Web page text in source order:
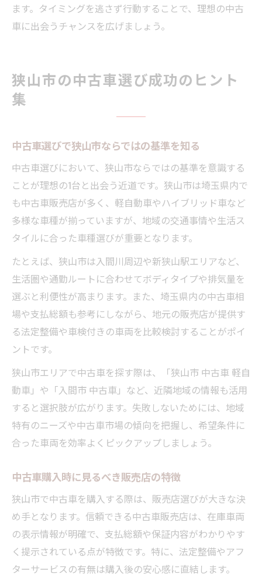
ます。タイミングを逃さず行動することで、理想の中古
車に出会うチャンスを広げましょう。
狭山市の中古車選び成功のヒント
集
中古車選びで狭山市ならではの基準を知る
中古車選びにおいて、狭山市ならではの基準を意識する
ことが理想の1台と出会う近道です。狭山市は埼玉県内で
も中古車販売店が多く、軽自動車やハイブリッド車など
多様な車種が揃っていますが、地域の交通事情や生活ス
タイルに合った車種選びが重要となります。
たとえば、狭山市は入間川周辺や新狭山駅エリアなど、
生活圏や通勤ルートに合わせてボディタイプや排気量を
選ぶと利便性が高まります。また、埼玉県内の中古車相
場や支払総額も参考にしながら、地元の販売店が提供す
る法定整備や車検付きの車両を比較検討することがポイ
ントです。
狭山市エリアで中古車を探す際は、「狭山市 中古車 軽自
動車」や「入間市 中古車」など、近隣地域の情報も活用
すると選択肢が広がります。失敗しないためには、地域
特有のニーズや中古車市場の傾向を把握し、希望条件に
合った車両を効率よくピックアップしましょう。
中古車購入時に見るべき販売店の特徴
狭山市で中古車を購入する際は、販売店選びが大きな決
め手となります。信頼できる中古車販売店は、在庫車両
の表示情報が明確で、支払総額や保証内容がわかりやす
く提示されている点が特徴です。特に、法定整備やアフ
ターサービスの有無は購入後の安心感に直結します。